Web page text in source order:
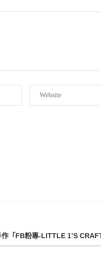
「FB粉專-LITTLE 1’S CRAFT